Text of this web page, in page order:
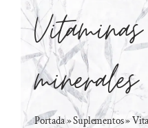
minerales
Portada»Suplementos»